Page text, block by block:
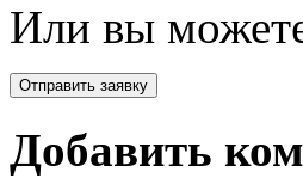
Или вы
Добавить